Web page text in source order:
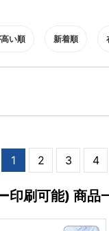
い順 新着順
1 2 3 4
印刷可能) 商品